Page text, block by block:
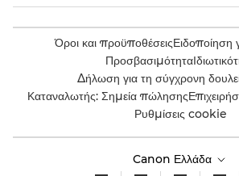
Όροι και προϋποθέσειςΕιδοποίηση
Προσβασιμότητα
Δήλωση για τη σύγχρονη
Καταναλωτής: Σημεία πώλησης
Ρυθμίσεις cookie
Canon Ελλάδα